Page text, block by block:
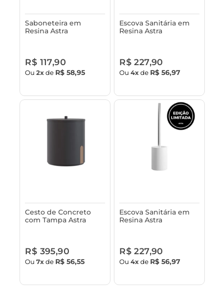
Saboneteira em
Resina Astra
R$ 117,90
Ou2xde R$ 58,95
Escova Sanitária em
Resina Astra
R$ 227,90
Ou4xde R$ 56,97
Cesto de Concreto
com Tampa Astra
R$ 395,90
Ou7xde R$ 56,55
Escova Sanitária em
Resina Astra
R$ 227,90
Ou4xde R$ 56,97